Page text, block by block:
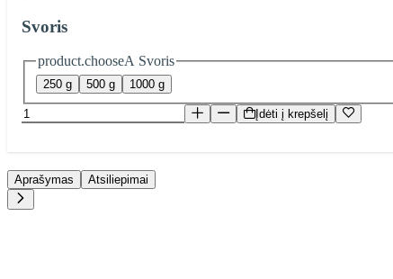
Svoris
product.chooseA Svoris
250 g 500 g 1000 g
Įdėti į krepšelį
Aprašymas Atsiliepimai